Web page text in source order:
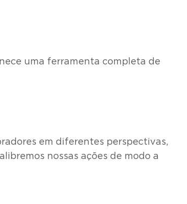
uma ferramenta completa de
em diferentes perspectivas,
nossas ações de modo a